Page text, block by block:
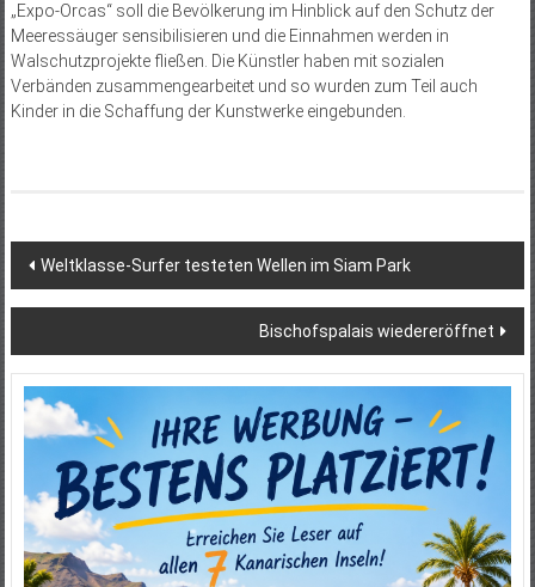
„Expo-Orcas“ soll die Bevölkerung im Hinblick auf den Schutz der
Meeressäuger sensibilisieren und die Einnahmen werden in
Walschutzprojekte fließen. Die Künstler haben mit sozialen
Verbänden zusammengearbeitet und so wurden zum Teil auch
Kinder in die Schaffung der Kunstwerke eingebunden.
Beitragsnavigation
Weltklasse-Surfer testeten Wellen im Siam Park
Bischofspalais wiedereröffnet